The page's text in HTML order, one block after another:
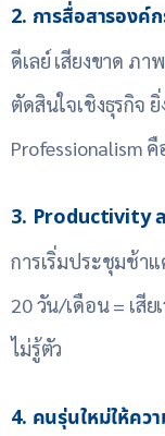
2. การสื่อสารองค์
ดีเลย์ เสียงขาด ภ
ตัดสินใจเชิงธุรกิจ
Professionalism คื
3. Productivity ล
การเริ่มประชุมช้า
20 วัน/เดือน = เสีย
ไม่รู้ตัว
4. คนรุ่นใหม่ให้คว